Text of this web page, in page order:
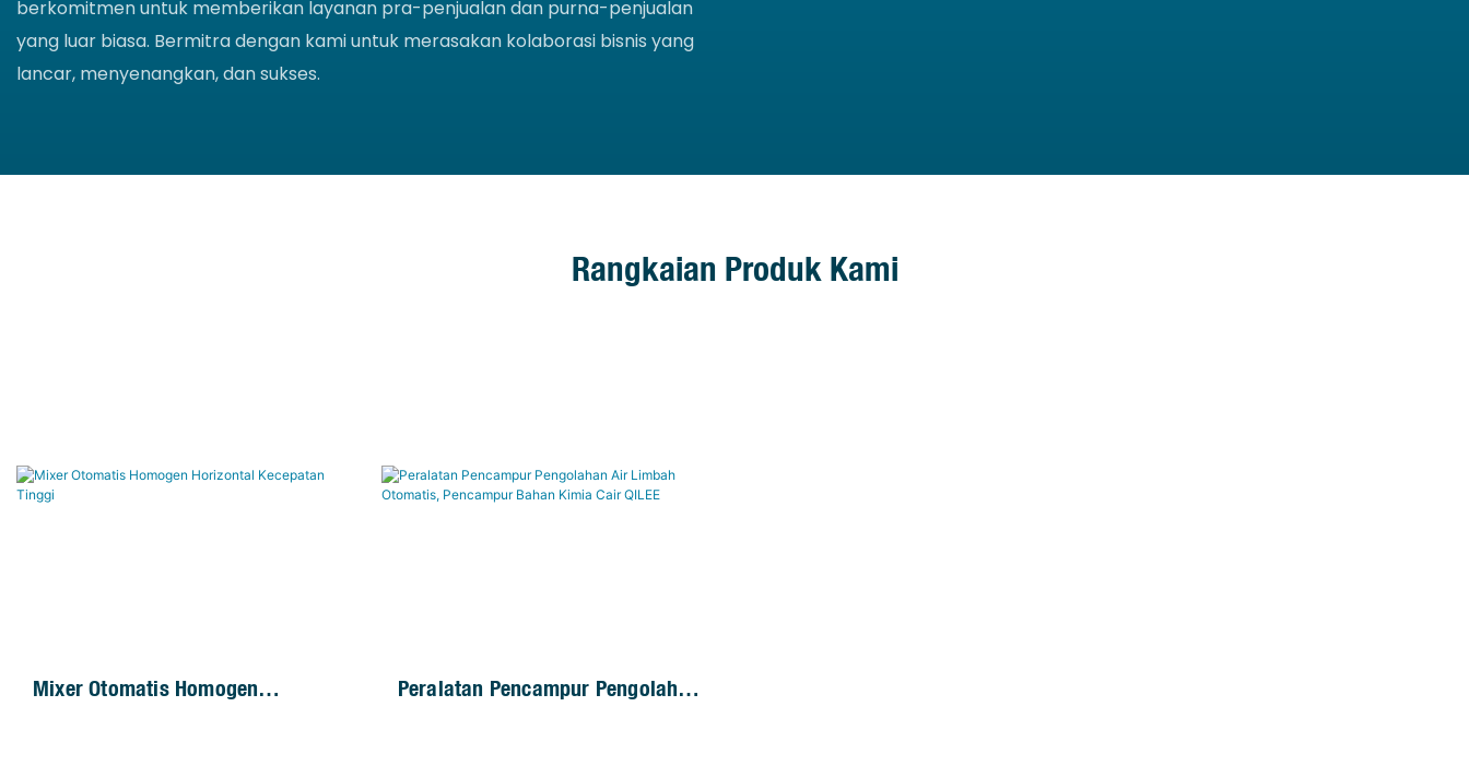
berkomitmen untuk memberikan layanan pra-penjualan dan purna-penjualan
yang luar biasa. Bermitra dengan kami untuk merasakan kolaborasi bisnis yang
lancar, menyenangkan, dan sukses.
Rangkaian Produk Kami
Mixer Otomatis Homogen
Peralatan Pencampur Pengolahan